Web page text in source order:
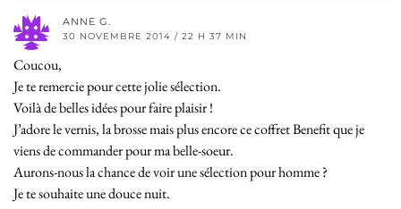
ANNE G.
30 NOVEMBRE 2014 / 22 H 37 MIN
Coucou,
Je te remercie pour cette jolie sélection.
Voilà de belles idées pour faire plaisir !
J’adore le vernis, la brosse mais plus encore ce coffret Benefit que je
viens de commander pour ma belle-soeur.
Aurons-nous la chance de voir une sélection pour homme ?
Je te souhaite une douce nuit.